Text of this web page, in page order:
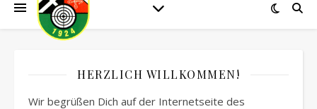
HERZLICH WILLKOMMEN!
Wir begrüßen Dich auf der Internetseite des